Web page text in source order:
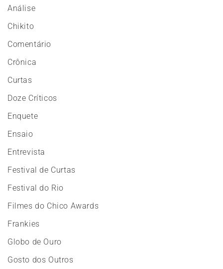
Análise
Chikito
Comentário
Crônica
Curtas
Doze Críticos
Enquete
Ensaio
Entrevista
Festival de Curtas
Festival do Rio
Filmes do Chico Awards
Frankies
Globo de Ouro
Gosto dos Outros